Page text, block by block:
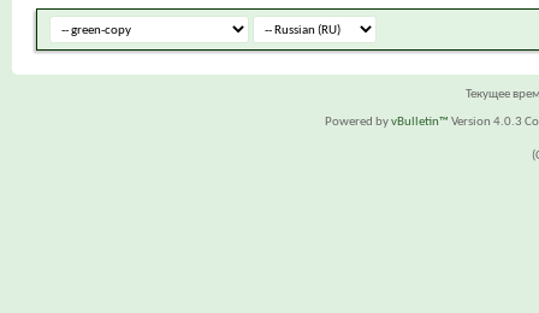
Текущее
Powered byvBulletin™ Version 4.0.3